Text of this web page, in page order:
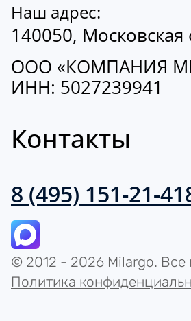
Наш адрес:
140050,
ООО «КОМПАНИЯ
ИНН: 5027239941
Контакты
8 (495) 151-21-41
© 2012 - 2026 Milargo.
Политика